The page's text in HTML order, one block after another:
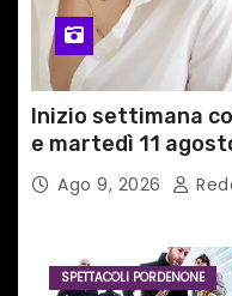
Inizio settimana
e martedì 11
Ago 9, 2026
SPETTACOLI PORDENONE